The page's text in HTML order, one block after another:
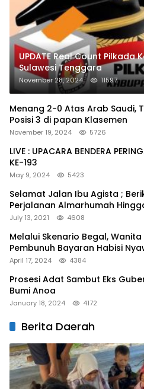
UPDATE Real Count
Sulawesi Tenggara
November 28, 2024 11597
Menang 2-0 Atas Arab Saudi,
Posisi 3 di papan Klasemen
November 19, 2024 5726
LIVE : UPACARA BENDERA
KE-193
May 9, 2024 5423
Selamat Jalan Ibu Agista ;
Perjalanan Almarhumah
Terakhir
July 13, 2021 4608
Melalui Skenario Begal,
Pembunuh Bayaran Habisi
April 17, 2024 4384
Prosesi Adat Sambut Eks
Bumi Anoa
January 18, 2024 4172
Berita Daerah